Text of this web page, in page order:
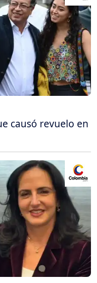
causó revuelo en